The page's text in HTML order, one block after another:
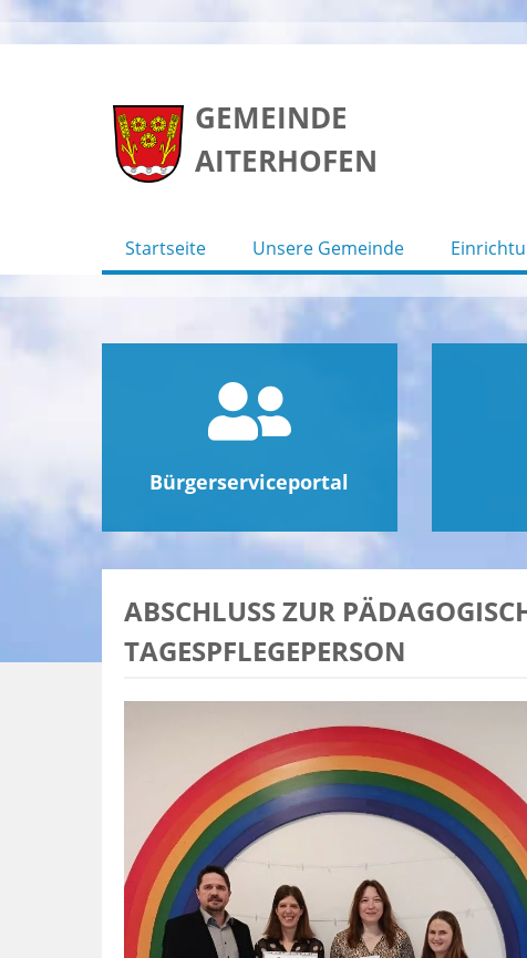
GEMEINDE
AITERHOFEN
Startseite Unsere Gemeinde
Bürgerserviceportal
ABSCHLUSS ZUR
TAGESPFLEGEPERSON